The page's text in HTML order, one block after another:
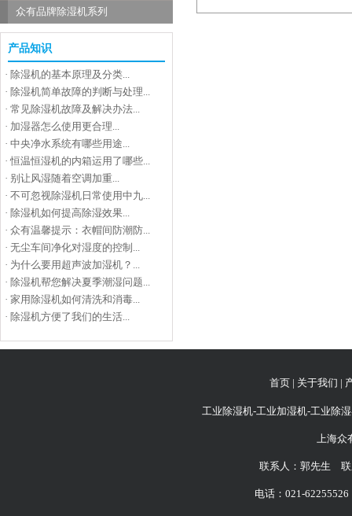
众有品牌除湿机系列
产品知识
· 除湿机的基本原理及分类...
· 除湿机简单故障的判断与处理...
· 常见除湿机故障及解决办法...
· 加湿器怎么使用更合理...
· 中央净水系统有哪些用途...
· 恒温恒湿机的内箱运用了哪些...
· 别让风湿随着空调加重...
· 不可忽视除湿机日常使用中九...
· 除湿机如何提高除湿效果...
· 众有温馨提示：衣帽间防潮防...
· 无尘车间净化对湿度的控制...
· 为什么要用超声波加湿机？...
· 除湿机帮您解决夏季潮湿问题...
· 家用除湿机如何清洗和消毒...
· 除湿机方便了我们的生活...
首页 | 关于我们 |
工业除湿机-工业加湿机-工业除
上海众
联系人：郭先生 联
电话：021-